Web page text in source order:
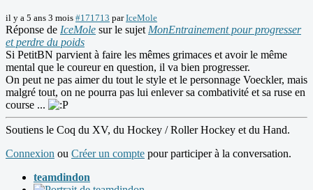
il y a 5 ans 3 mois #171713 parIceMole
Réponse de IceMole sur le sujet MonEntrainement pour progresser
et perdre du poids
Si PetitBN parvient à faire les mêmes grimaces et avoir le même
mental que le coureur en question, il va bien progresser.
On peut ne pas aimer du tout le style et le personnage Voeckler, mais
malgré tout, on ne pourra pas lui enlever sa combativité et sa ruse en
course ...
Soutiens le Coq du XV, du Hockey / Roller Hockey et du Hand.
Connexion ou Créer un compte pour participer à la conversation.
teamdindon